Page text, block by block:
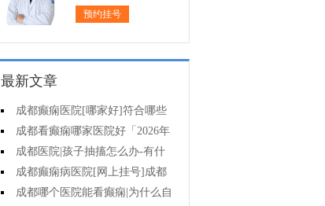
预约挂号
最新文章
成都癫痫医院[哪家好]符合哪些
条件可减药、停药?
成都看癫痫哪家医院好「2026年
度公布」孩子高烧不退当心变成癫
痫!
成都医院|孩子抽搐怎么办-有什
么好的方法可以预防癫痫发作?
成都癫痫病医院[网上挂号]成都
哪里有治疗癫痫的中医?
成都哪个医院能看癫痫|为什么自